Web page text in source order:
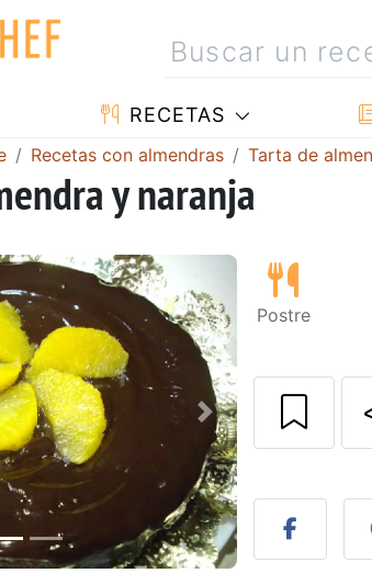
RECETAS
Recetas con almendras Tarta de
y naranja
Siguiente
Postre